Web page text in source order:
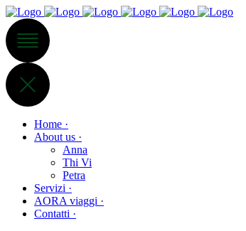
Home ·
About us ·
Anna
Thi Vi
Petra
Servizi ·
AORA viaggi ·
Contatti ·